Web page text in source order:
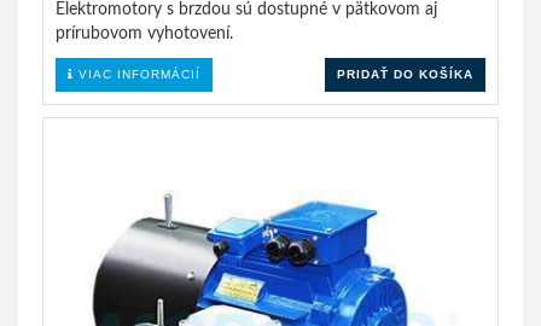
Elektromotory s brzdou sú dostupné v pätkovom aj
prírubovom vyhotovení.
VIAC INFORMÁCIÍ PRIDAŤ DO KOŠÍKA